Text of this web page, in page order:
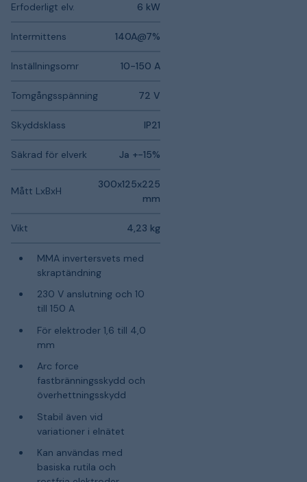
Erfoderligt elv. 6 kW
Intermittens 140A@7%
Inställningsomr 10-150 A
Tomgångsspänning 72 V
Skyddsklass IP21
Säkrad för elverk Ja +-15%
Mått LxBxH
300x125x225
mm
Vikt 4,23 kg
MMA invertersvets med
skraptändning
230 V anslutning och 10
till 150 A
För elektroder 1,6 till 4,0
mm
Arc force
fastbränningsskydd och
överhettningsskydd
Stabil även vid
variationer i elnätet
Kan användas med
basiska rutila och